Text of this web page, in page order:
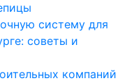
систему для
советы и
компаний